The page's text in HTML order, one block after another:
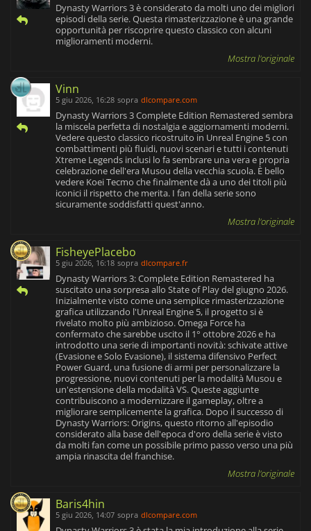
Dynasty Warriors 3 è considerato da molti uno dei migliori
episodi della serie. Questa rimasterizzazione è una grande
opportunità per riscoprire questo classico con alcuni
miglioramenti moderni.
Mostra l'originale
Vinn
5 giu 2026, 16:28 sopra dlcompare.com
Dynasty Warriors 3 Complete Edition Remastered sembra
la miscela perfetta di nostalgia e aggiornamenti moderni.
Vedere questo classico ricostruito in Unreal Engine 5 con
combattimenti più fluidi, nuovi scenari e tutti i contenuti
Xtreme Legends inclusi lo fa sembrare una vera e propria
celebrazione dell'era Musou della vecchia scuola. È bello
vedere Koei Tecmo che finalmente dà a uno dei titoli più
iconici il rispetto che merita. I fan della serie sono
sicuramente soddisfatti quest'anno.
Mostra l'originale
FisheyePlacebo
5 giu 2026, 16:18 sopra dlcompare.fr
Dynasty Warriors 3: Complete Edition Remastered ha
suscitato una sorpresa allo State of Play del giugno 2026.
Inizialmente visto come una semplice rimasterizzazione
grafica utilizzando l'Unreal Engine 5, il progetto si è
rivelato molto più ambizioso. Omega Force ha
confermato che sarebbe uscito il 1° ottobre 2026 e ha
introdotto una serie di importanti novità: schivate attive
(Evasione e Solo Evasione), il sistema difensivo Perfect
Power Guard, una fusione di armi per personalizzare la
progressione, nuovi contenuti per la modalità Musou e
un'estensione della modalità VS. Queste aggiunte
contribuiscono a modernizzare il gameplay, oltre a
migliorare semplicemente la grafica. Dopo il successo di
Dynasty Warriors: Origins, questo ritorno all'episodio
considerato alla base dell'epoca d'oro della serie è visto
da molti fan come un possibile primo passo verso una più
ampia rinascita del franchise.
Mostra l'originale
Baris4hin
5 giu 2026, 14:07 sopra dlcompare.com